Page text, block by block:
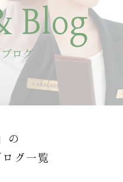
Blog
ログ
の
グ一覧